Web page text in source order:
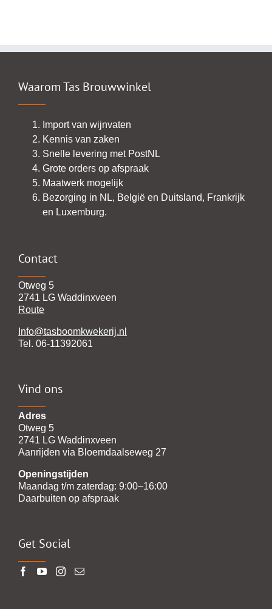
Waarom Tas Brouwwinkel
Import van wijnvaten
Kennis van zaken
Snelle levering met PostNL
Grote orders op afspraak
Maatwerk mogelijk
Bezorging in NL, België en Duitsland, Frankrijk
en Luxemburg.
Contact
Otweg 5
2741 LG Waddinxveen
Route
Info@tasboomkwekerij.nl
Tel. 06-11392061
Vind ons
Adres
Otweg 5
2741 LG Waddinxveen
Aanrijden via Bloemdaalseweg 27
Openingstijden
Maandag t/m zaterdag: 9:00–16:00
Daarbuiten op afspraak
Get Social